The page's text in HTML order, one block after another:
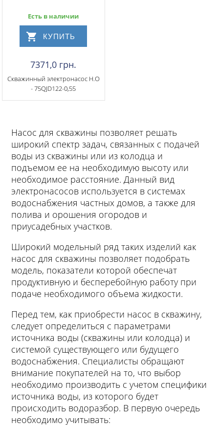
Есть в наличии
КУПИТЬ
7371,0 грн.
Скважинный электронасос Н.О
- 75QJD122-0,55
Насос для скважины позволяет решать
широкий спектр задач, связанных с подачей
воды из скважины или из колодца и
подъемом ее на необходимую высоту или
необходимое расстояние. Данный вид
электронасосов используется в системах
водоснабжения частных домов, а также для
полива и орошения огородов и
приусадебных участков.
Широкий модельный ряд таких изделий как
насос для скважины позволяет подобрать
модель, показатели которой обеспечат
продуктивную и бесперебойную работу при
подаче необходимого объема жидкости.
Перед тем, как приобрести насос в скважину,
следует определиться с параметрами
источника воды (скважины или колодца) и
системой существующего или будущего
водоснабжения. Специалисты обращают
внимание покупателей на то, что выбор
необходимо производить с учетом специфики
источника воды, из которого будет
происходить водоразбор. В первую очередь
необходимо учитывать: